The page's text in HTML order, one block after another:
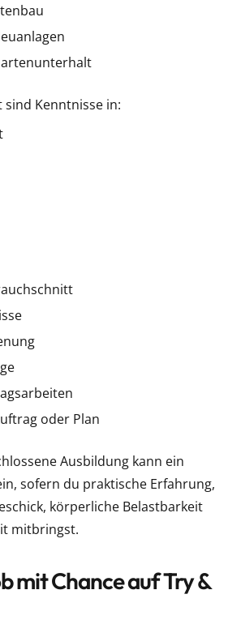
sind Kenntnisse in:
oder Plan
Ausbildung kann ein
sofern du praktische Erfahrung,
körperliche Belastbarkeit
mitbringst.
mit Chance auf Try &